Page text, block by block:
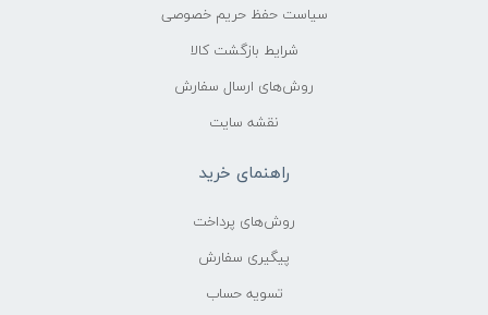
سیاست حفظ حریم خصوصی
شرایط بازگشت کالا
روش‌های ارسال سفارش
نقشه سایت
راهنمای خرید
روش‌های پرداخت
پیگیری سفارش
تسویه حساب